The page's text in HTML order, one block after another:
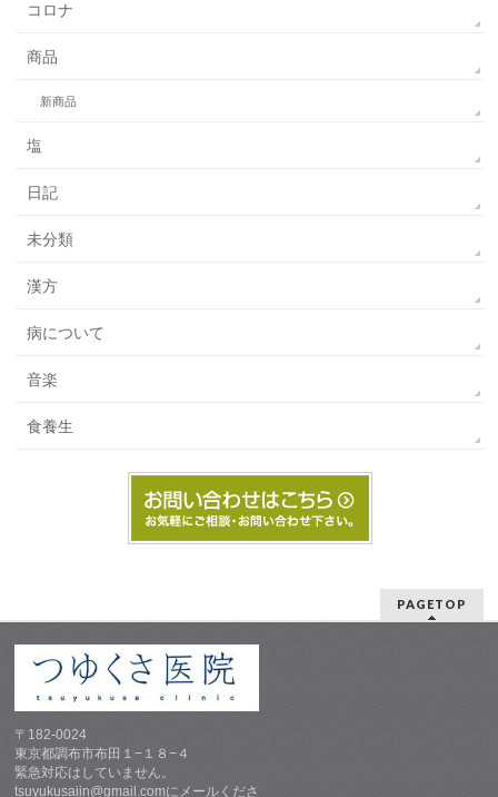
コロナ
商品
新商品
塩
日記
未分類
漢方
病について
音楽
食養生
PAGETOP
〒182-0024
東京都調布市布田１−１８−４
緊急対応はしていません。
tsuyukusaiin@gmail.comにメールくださ